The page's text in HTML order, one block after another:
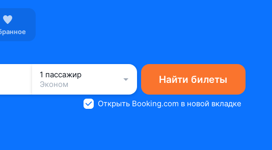
1 пассажир
Эконом
Найти билеты
Открыть Booking.com в новой вкладке